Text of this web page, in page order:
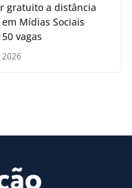
gratuito a distância
Mídias Sociais
vagas
2026